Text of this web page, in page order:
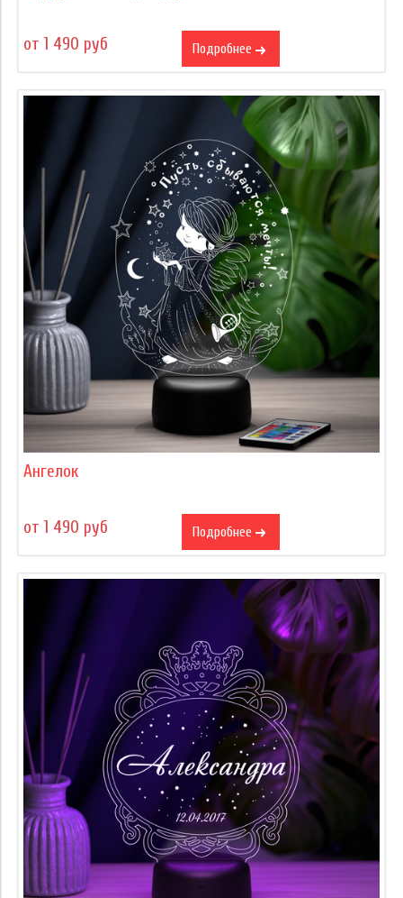
от 1 490 руб Подробнее
Ангелок
от 1 490 руб Подробнее